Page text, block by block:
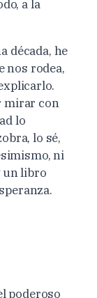
a la
década, he
nos rodea,
mirar con
lo
lo sé,
ni
un libro
poderoso